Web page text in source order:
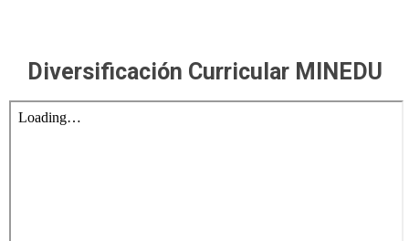
Diversificación Curricular MINEDU